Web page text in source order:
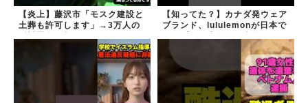
【炎上】藤沢市「モスク建設と
土葬も許可します」→3万人の
【知ってた？】カナダ発ウェア
ブランド、lululemonが日本で